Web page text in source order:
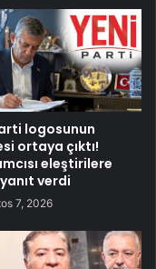
logosunun
ortaya çıktı!
eleştirilere
verdi
7, 2026